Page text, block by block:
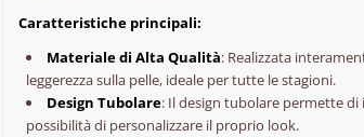
Caratteristiche principali:
Materiale di Alta Qualità: Realizzata
leggerezza sulla pelle, ideale per tutte le stagioni.
Design Tubolare: Il design tubolare permette
possibilità di personalizzare il proprio look.